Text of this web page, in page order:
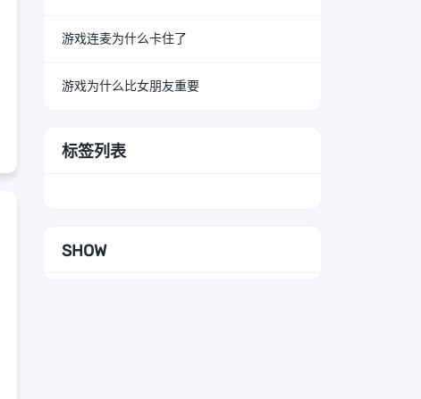
游戏连麦为什么卡住了
游戏为什么比女朋友重要
标签列表
SHOW